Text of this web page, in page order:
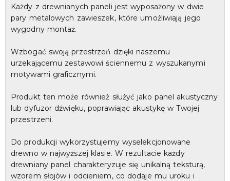
Każdy z drewnianych paneli jest wyposażony w dwie
pary metalowych zawieszek, które umożliwiają jego
wygodny montaż.
Wzbogać swoją przestrzeń dzięki naszemu
urzekającemu zestawowi ściennemu z wyszukanymi
motywami graficznymi.
Produkt ten może również służyć jako panel akustyczny
lub dyfuzor dźwięku, poprawiając akustykę w Twojej
przestrzeni.
Do produkcji wykorzystujemy wyselekcjonowane
drewno w najwyższej klasie. W rezultacie każdy
drewniany panel charakteryzuje się unikalną teksturą,
wzorem słojów i odcieniem, co dodaje mu uroku i